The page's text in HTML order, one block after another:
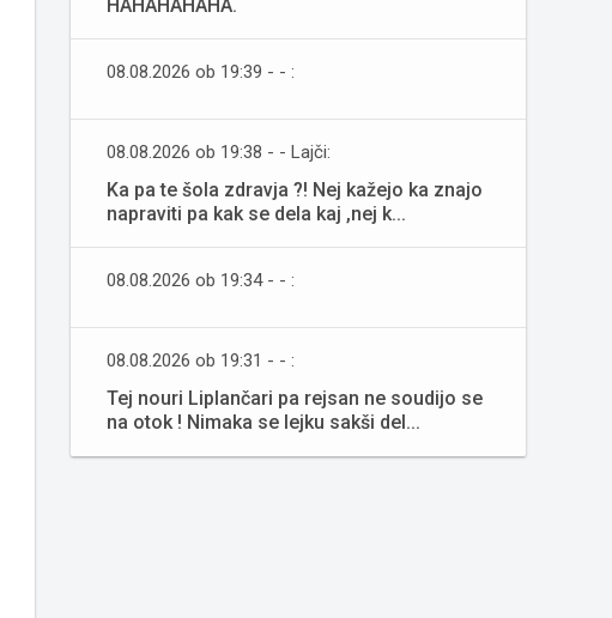
HAHAHAHAHA.
08.08.2026 ob 19:39 - - :
08.08.2026 ob 19:38 - - Lajči:
Ka pa te šola zdravja ?! Nej kažejo ka znajo
napraviti pa kak se dela kaj ,nej k...
08.08.2026 ob 19:34 - - :
08.08.2026 ob 19:31 - - :
Tej nouri Liplančari pa rejsan ne soudijo se
na otok ! Nimaka se lejku sakši del...